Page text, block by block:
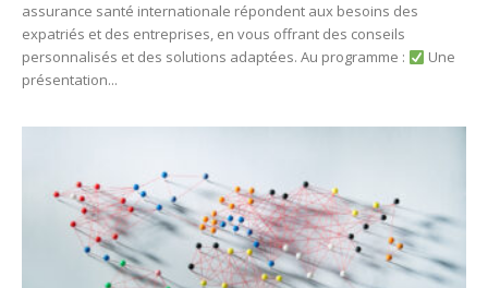
assurance santé internationale répondent aux besoins des
expatriés et des entreprises, en vous offrant des conseils
personnalisés et des solutions adaptées. Au programme :
Une
présentation...